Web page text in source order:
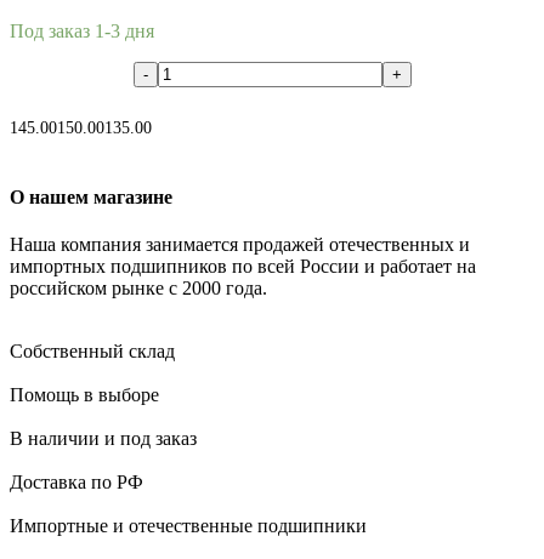
Под заказ 1-3 дня
145.00150.00135.00
О нашем магазине
Наша компания занимается продажей отечественных и
импортных подшипников по всей России и работает на
российском рынке с 2000 года.
Собственный склад
Помощь в выборе
В наличии и под заказ
Доставка по РФ
Импортные и отечественные подшипники